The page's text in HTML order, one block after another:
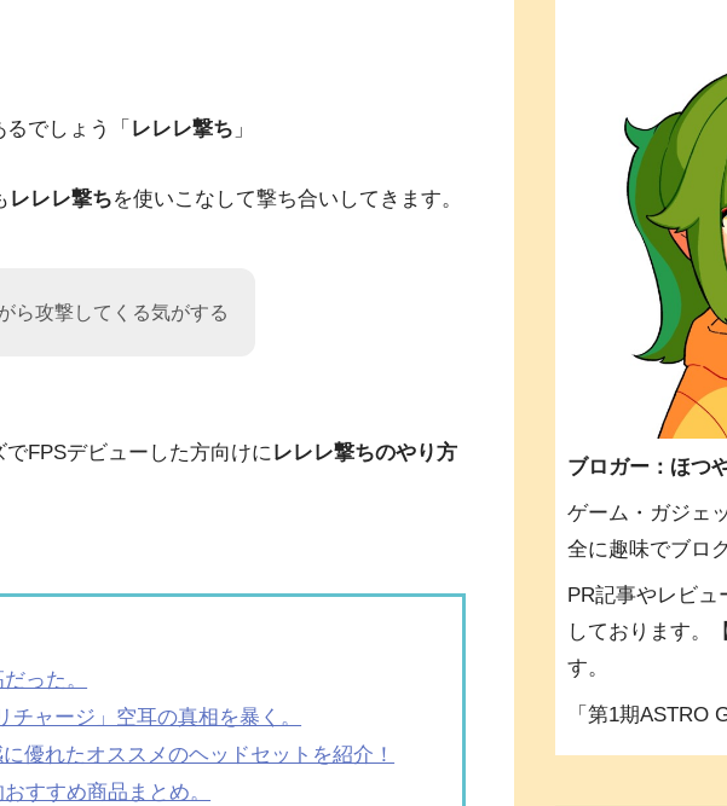
でしょう「 レレレ撃ち 」
レレレ撃ちを使いこなして撃ち合いしてきます。
ら攻撃してくる気がする
FPSデビューした方向けに レレレ撃ちのやり方
った。
ャージ」空耳の真相を暴く。
優れたオススメのヘッドセットを紹介！
すすめ商品まとめ。
ブロガー：ほつ
ゲーム・ガジェ
全に趣味でブロ
PR記事やレビ
しております。【
す。
「第1期ASTRO